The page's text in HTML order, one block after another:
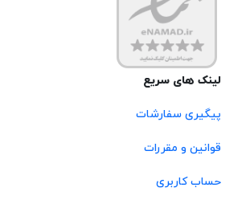
لینک های سریع
پیگیری سفارشات
قوانین و مقررات
حساب کاربری